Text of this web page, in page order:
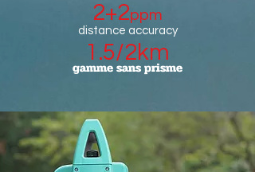
2+2ppm
​distance accuracy
1.5/2km
gamme sans prisme